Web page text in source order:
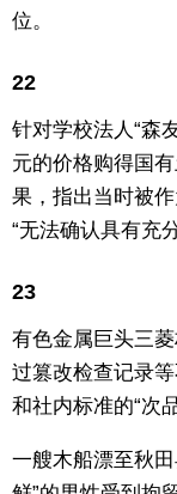
位。
22
针对学校法人“森
元的价格购得国
果，指出当时被
“无法确认具有充
23
有色金属巨头三
过篡改检查记录
和社内标准的“次品
一艘木船漂至秋